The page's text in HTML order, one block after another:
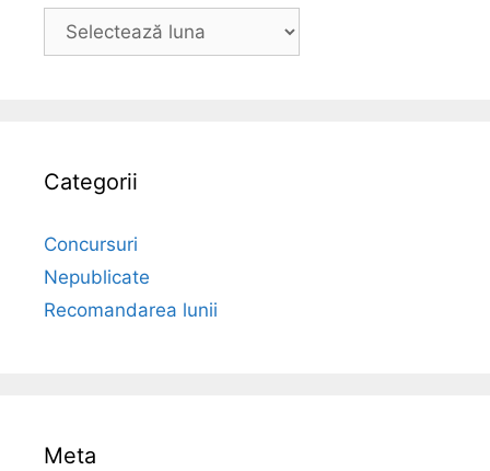
Arhiva
Categorii
Concursuri
Nepublicate
Recomandarea lunii
Meta